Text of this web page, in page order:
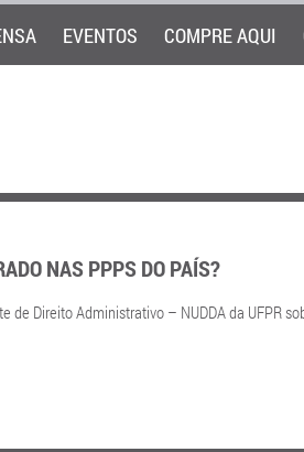
EVENTOS COMPRE AQUI
NAS PPPS DO PAÍS?
Direito Administrativo – NUDDA da UFPR